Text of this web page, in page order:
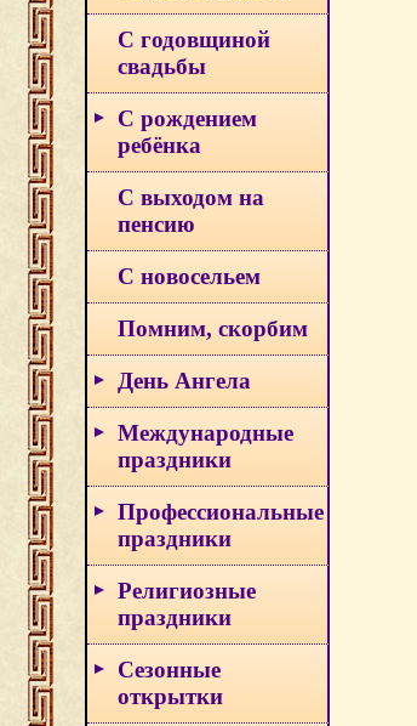
С годовщиной
свадьбы
С рождением
ребёнка
С выходом на
пенсию
С новосельем
Помним, скорбим
День Ангела
Международные
праздники
Профессиональные
праздники
Религиозные
праздники
Сезонные
открытки